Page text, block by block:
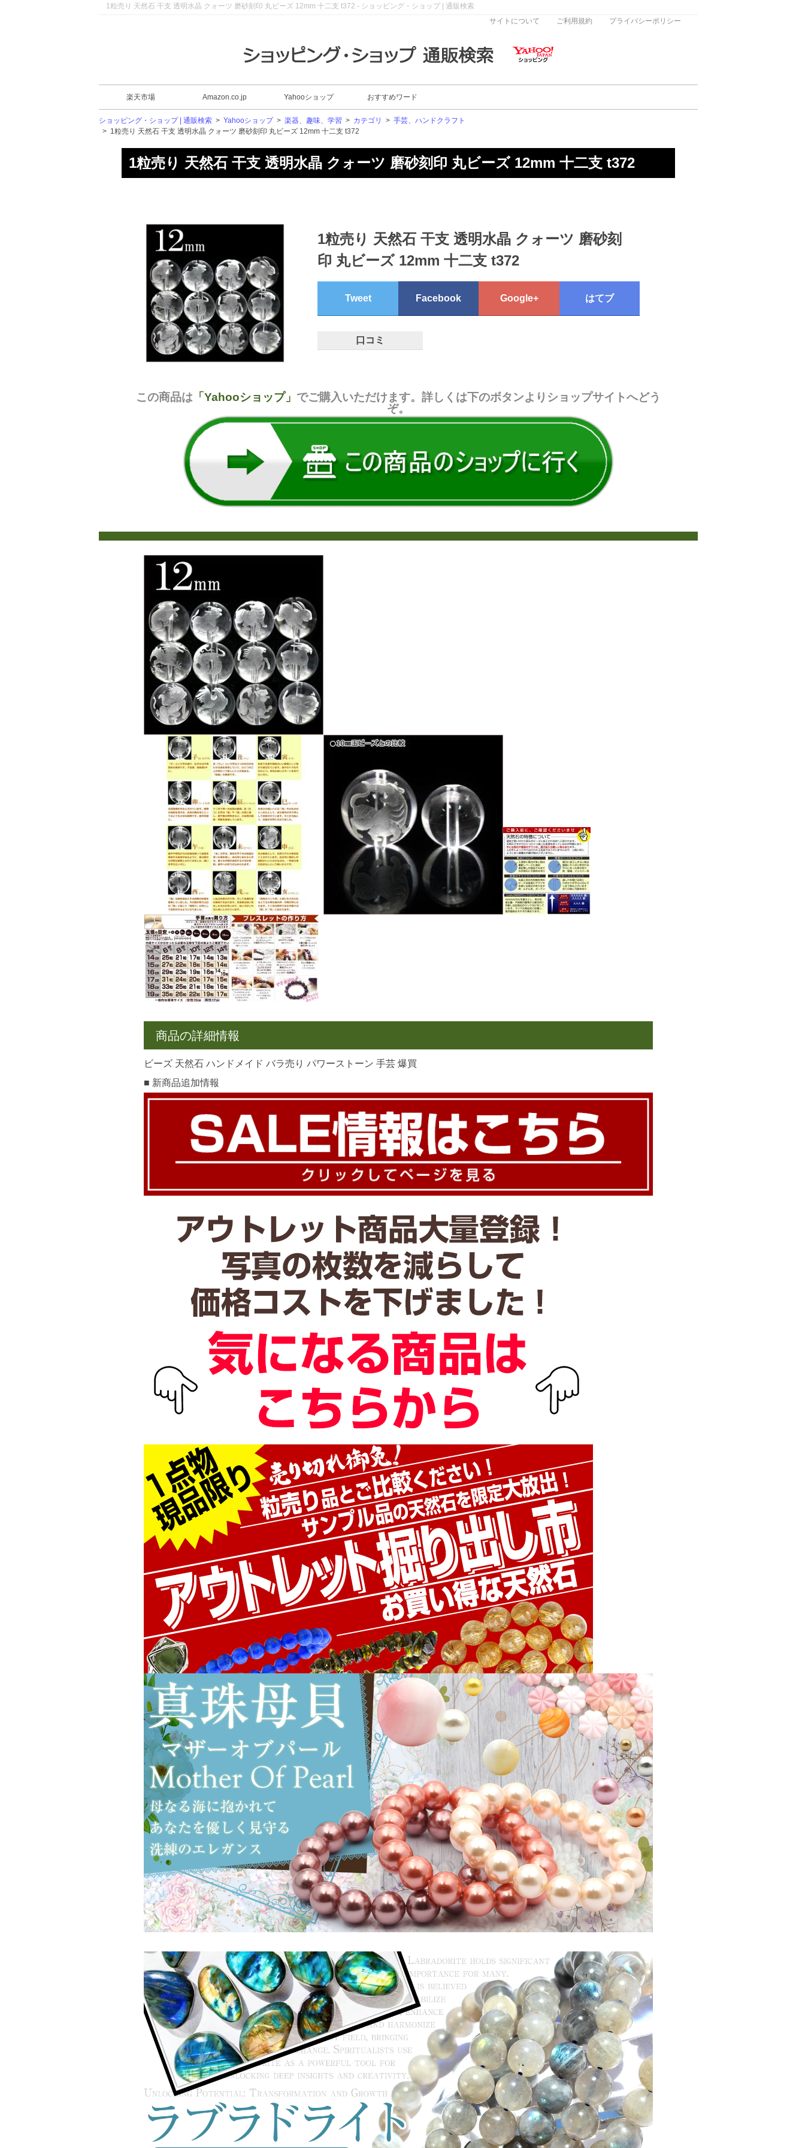
1粒売り 天然石 干支 透明水晶 クォーツ 磨砂刻印 丸ビーズ 12mm 十二支 t372 - ショッピング・ショップ | 通販検索
サイトについて
ご利用規約 プライバシーポリシー
楽天市場 Amazon.co.jp Yahooショップ おすすめワード
ショッピング・ショップ | 通販検索 > Yahooショップ > 楽器、趣味、学習 > カテゴリ > 手芸、ハンドクラフト
> 1粒売り 天然石 干支 透明水晶 クォーツ 磨砂刻印 丸ビーズ 12mm 十二支 t372
1粒売り 天然石 干支 透明水晶 クォーツ 磨砂刻印 丸ビーズ 12mm 十二支 t372
1粒売り 天然石 干支 透明水晶 クォーツ 磨砂刻
印 丸ビーズ 12mm 十二支 t372
Tweet Facebook Google+ はてブ
口コミ
この商品は 「Yahooショップ」 でご購入いただけます。詳しくは下のボタンよりショップサイトへどう
ぞ。
商品の詳細情報
ビーズ 天然石 ハンドメイド バラ売り パワーストーン 手芸 爆買
■ 新商品追加情報